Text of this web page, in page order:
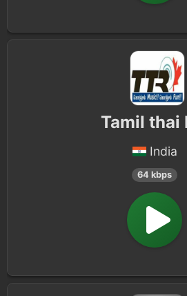
Tamil thai
India
64 kbps